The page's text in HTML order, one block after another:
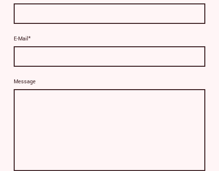
E-Mail*
Message